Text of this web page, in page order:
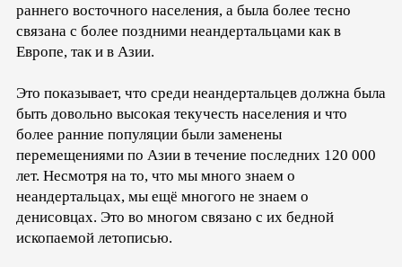
раннего восточного населения, а была более тесно
связана с более поздними неандертальцами как в
Европе, так и в Азии.
Это показывает, что среди неандертальцев должна была
быть довольно высокая текучесть населения и что
более ранние популяции были заменены
перемещениями по Азии в течение последних 120 000
лет. Несмотря на то, что мы много знаем о
неандертальцах, мы ещё многого не знаем о
денисовцах. Это во многом связано с их бедной
ископаемой летописью.